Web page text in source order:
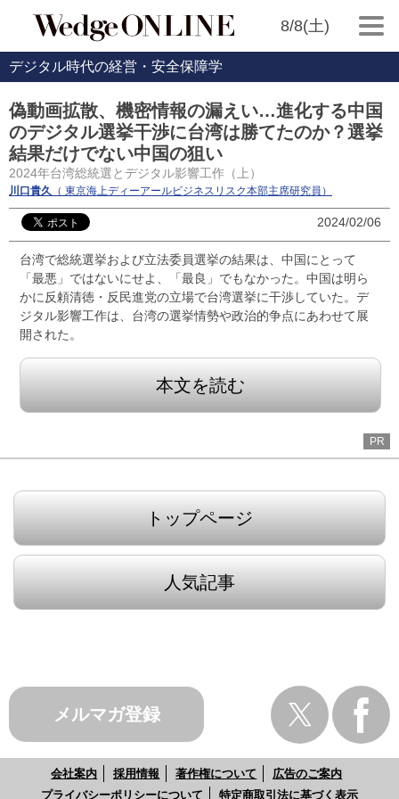
8/8(土)
デジタル時代の経営・安全保障学
偽動画拡散、機密情報の漏えい…進化する中国
のデジタル選挙干渉に台湾は勝てたのか？選挙
結果だけでない中国の狙い
2024年台湾総統選とデジタル影響工作（上）
川口貴久 （ 東京海上ディーアールビジネスリスク本部主席研究員）
2024/02/06
台湾で総統選挙および立法委員選挙の結果は、中国にとって
「最悪」ではないにせよ、「最良」でもなかった。中国は明ら
かに反頼清徳・反民進党の立場で台湾選挙に干渉していた。デ
ジタル影響工作は、台湾の選挙情勢や政治的争点にあわせて展
開された。
本文を読む
PR
トップページ
人気記事
メルマガ登録
会社案内 採用情報 著作権について
広告のご案内
プライバシーポリシーについて
特定商取引法に基づく表示